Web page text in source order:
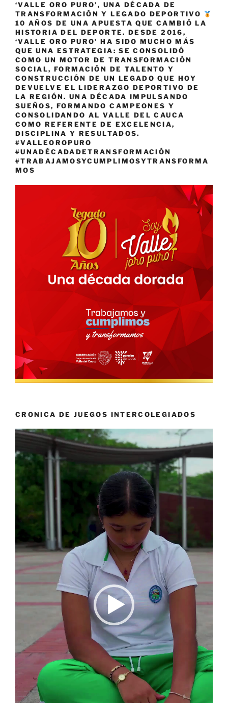
‘VALLE ORO PURO’, UNA DÉCADA DE
TRANSFORMACIÓN Y LEGADO DEPORTIVO
10 AÑOS DE UNA APUESTA QUE CAMBIÓ LA
HISTORIA DEL DEPORTE. DESDE 2016,
‘VALLE ORO PURO’ HA SIDO MUCHO MÁS
QUE UNA ESTRATEGIA: SE CONSOLIDÓ
COMO UN MOTOR DE TRANSFORMACIÓN
SOCIAL, FORMACIÓN DE TALENTO Y
CONSTRUCCIÓN DE UN LEGADO QUE HOY
DEVUELVE EL LIDERAZGO DEPORTIVO DE
LA REGIÓN. UNA DÉCADA IMPULSANDO
SUEÑOS, FORMANDO CAMPEONES Y
CONSOLIDANDO AL VALLE DEL CAUCA
COMO REFERENTE DE EXCELENCIA,
DISCIPLINA Y RESULTADOS.
#VALLEOROPURO
#UNADÉCADADETRANSFORMACIÓN
#TRABAJAMOSYCUMPLIMOSYTRANSFORMA
MOS
CRONICA DE JUEGOS INTERCOLEGIADOS
Reproductor
vídeo